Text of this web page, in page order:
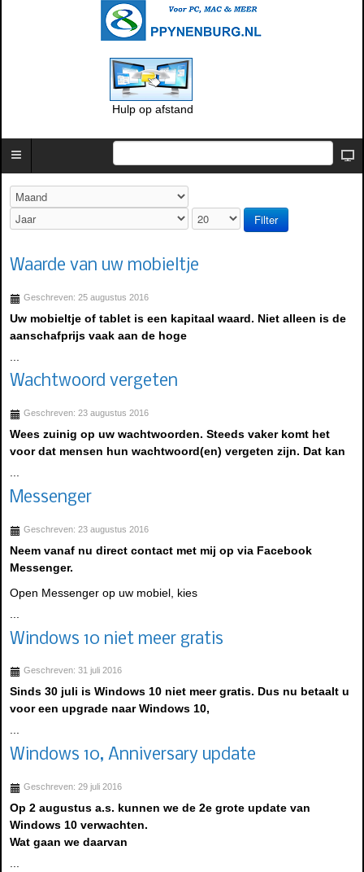
Hulp op afstand
Filter
Waarde van uw mobieltje
Geschreven: 25 augustus 2016
Uw mobieltje of tablet is een kapitaal waard. Niet alleen is de
aanschafprijs vaak aan de hoge
Wachtwoord vergeten
Geschreven: 23 augustus 2016
Wees zuinig op uw wachtwoorden. Steeds vaker komt het
voor dat mensen hun wachtwoord(en) vergeten zijn. Dat kan
Messenger
Geschreven: 23 augustus 2016
Neem vanaf nu direct contact met mij op via Facebook
Messenger.
Open Messenger op uw mobiel, kies
Windows 10 niet meer gratis
Geschreven: 31 juli 2016
Sinds 30 juli is Windows 10 niet meer gratis. Dus nu betaalt u
voor een upgrade naar Windows 10,
...
Windows 10, Anniversary update
Geschreven: 29 juli 2016
Op 2 augustus a.s. kunnen we de 2e grote update van
Windows 10 verwachten.
Wat gaan we daarvan